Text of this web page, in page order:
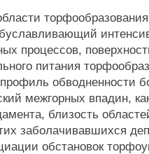
процессов,
питания
обводненности
межгорных впадин,
близость
заболачивавшихся
обстановок